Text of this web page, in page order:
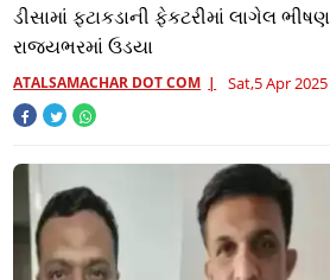
ડીસામાં ફટાકડાની ફેકટરીમાં લાગેલ
રાજ્યભરમાં ઉડયા
ATALSAMACHAR DOT COM Sat,5 Apr 2025